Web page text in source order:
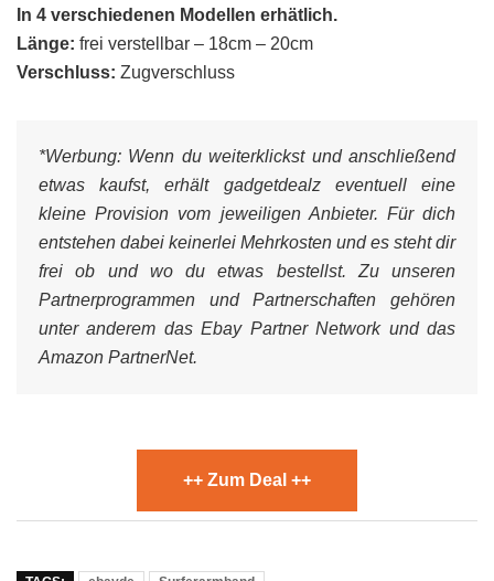
In 4 verschiedenen Modellen erhätlich.
Länge: frei verstellbar – 18cm – 20cm
Verschluss: Zugverschluss
*Werbung: Wenn du weiterklickst und anschließend
etwas kaufst, erhält gadgetdealz eventuell eine
kleine Provision vom jeweiligen Anbieter. Für dich
entstehen dabei keinerlei Mehrkosten und es steht dir
frei ob und wo du etwas bestellst. Zu unseren
Partnerprogrammen und Partnerschaften gehören
unter anderem das Ebay Partner Network und das
Amazon PartnerNet.
++ Zum Deal ++